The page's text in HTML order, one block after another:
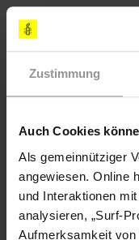
Zustimmung
Auch Cookies
Als gemeinnütziger
angewiesen. Online
und Interaktionen
analysieren, „Surf-
Aufmerksamkeit
Die drei Schwestern
wuchsen als Kinder
in Deutschland. Ein